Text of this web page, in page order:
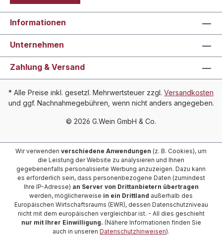
Informationen
Unternehmen
Zahlung & Versand
* Alle Preise inkl. gesetzl. Mehrwertsteuer zzgl. Versandkosten
und ggf. Nachnahmegebühren, wenn nicht anders angegeben.
© 2026 G.Wein GmbH & Co.
Wir verwenden verschiedene Anwendungen (z. B. Cookies), um
die Leistung der Website zu analysieren und Ihnen
gegebenenfalls personalisierte Werbung anzuzeigen. Dazu kann
es erforderlich sein, dass personenbezogene Daten (zumindest
Ihre IP-Adresse) an Server von Drittanbietern übertragen
werden, möglicherweise in ein Drittland außerhalb des
Europäischen Wirtschaftsraums (EWR), dessen Datenschutzniveau
nicht mit dem europäischen vergleichbar ist. - All dies geschieht
nur mit Ihrer Einwilligung. (Nähere Informationen finden Sie
auch in unseren Datenschutzhinweisen).